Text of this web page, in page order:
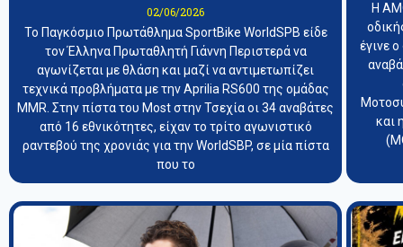
02/06/2026
Το Παγκόσμιο Πρωτάθλημα SportBike WorldSPB είδε
τον Έλληνα Πρωταθλητή Γιάννη Περιστερά να
αγωνίζεται με θλάση και μαζί να αντιμετωπίζει
τεχνικά προβλήματα με την Aprilia RS600 της ομάδας
MMR. Στην πίστα του Most στην Τσεχία οι 34 αναβάτες
από 16 εθνικότητες, είχαν το τρίτο αγωνιστικό
ραντεβού της χρονιάς για την WorldSBP, σε μία πίστα
που το
Η
έγινε
και